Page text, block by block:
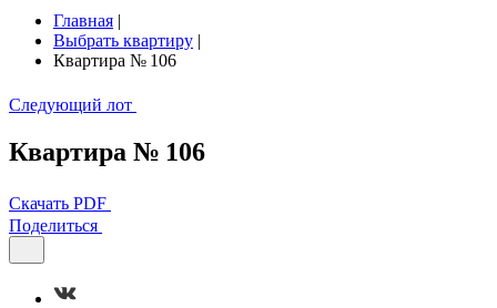
Главная |
Выбрать квартиру |
Квартира № 106
Следующий лот
Квартира № 106
Скачать PDF
Поделиться